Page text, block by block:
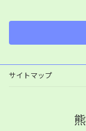
サイトマップ